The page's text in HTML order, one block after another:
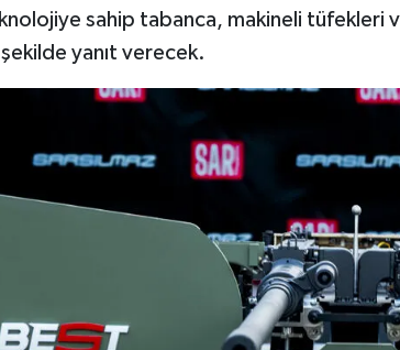
sahip tabanca, makineli tüfekleri
yanıt verecek.